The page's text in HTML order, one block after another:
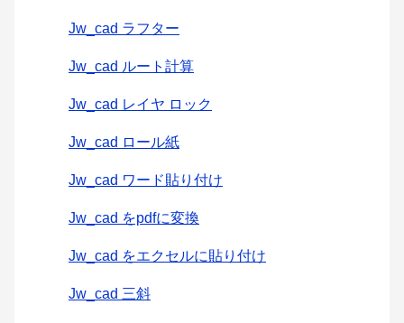
Jw_cad ラフター
Jw_cad ルート計算
Jw_cad レイヤ ロック
Jw_cad ロール紙
Jw_cad ワード貼り付け
Jw_cad をpdfに変換
Jw_cad をエクセルに貼り付け
Jw_cad 三斜